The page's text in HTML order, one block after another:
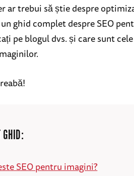
ar trebui să știe despre
ghid complet despre SEO
pe blogul dvs. și care sunt
SEO pentru imagini?